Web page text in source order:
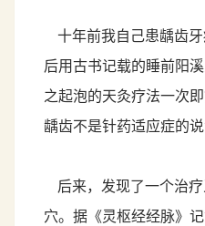
十年前我自己患龋齿牙
后用古书记载的睡前阳
之起泡的天灸疗法一次
龋齿不是针药适应症的说
后来，发现了一个治
穴。据《灵枢经经脉》